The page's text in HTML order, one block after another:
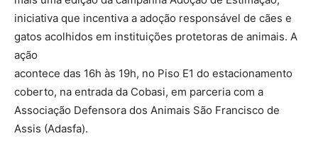
iniciativa que incentiva a adoção responsável de cães e
gatos acolhidos em instituições protetoras de animais. A
ação
acontece das 16h às 19h, no Piso E1 do estacionamento
coberto, na entrada da Cobasi, em parceria com a
Associação Defensora dos Animais São Francisco de
Assis (Adasfa).